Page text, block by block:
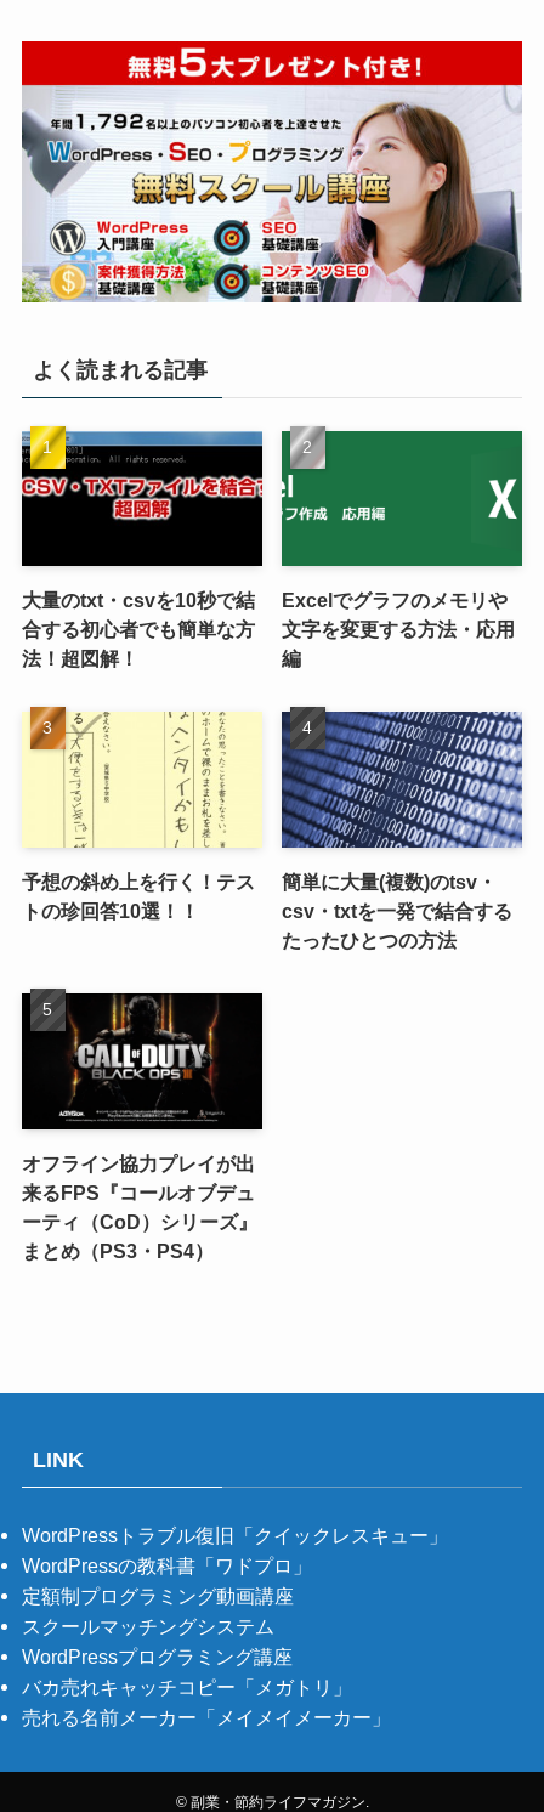
よく読まれる記事
大量のtxt・csvを10秒で結
合する初心者でも簡単な方
法！超図解！
Excelでグラフのメモリや
文字を変更する方法・応用
編
予想の斜め上を行く！テス
トの珍回答10選！！
簡単に大量(複数)のtsv・
csv・txtを一発で結合する
たったひとつの方法
オフライン協力プレイが出
来るFPS『コールオブデュ
ーティ（CoD）シリーズ』
まとめ（PS3・PS4）
LINK
WordPressトラブル復旧「クイックレスキュー」
WordPressの教科書「ワドプロ」
定額制プログラミング動画講座
スクールマッチングシステム
WordPressプログラミング講座
バカ売れキャッチコピー「メガトリ」
売れる名前メーカー「メイメイメーカー」
©副業・節約ライフマガジン.